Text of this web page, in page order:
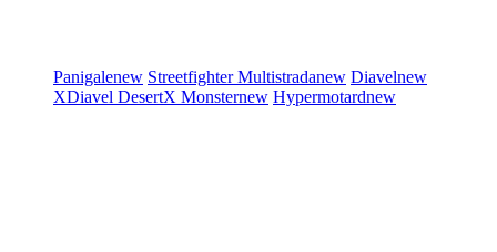
Panigalenew StreetfighterMultistradanew Diavelnew
XDiavel DesertX Monsternew Hypermotardnew